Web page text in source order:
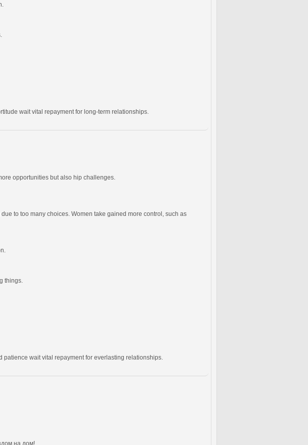
wait vital repayment for long-term relationships.
opportunities but also hip challenges.
to too many choices. Women take gained more control, such as
things.
wait vital repayment for everlasting relationships.
на дом!